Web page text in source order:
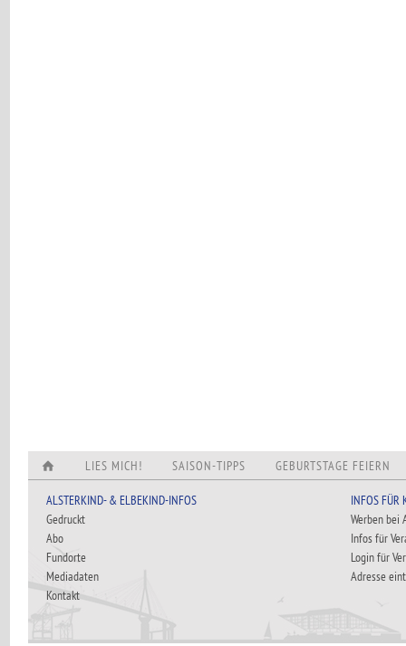
LIES MICH! SAISON-TIPPS GEBURTSTAGE FEIERN
ALSTERKIND- & ELBEKIND-INFOS
Gedruckt
Abo
Fundorte
Mediadaten
Kontakt
INFOS FÜR
Werben bei
Infos für
Login für
Adresse